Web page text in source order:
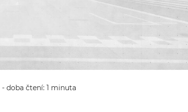
- doba čtení: 1 minuta